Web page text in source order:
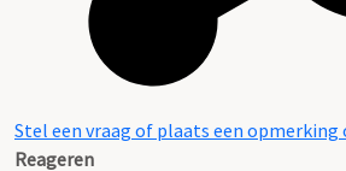
Stel een vraag of plaats een opmerking
Reageren